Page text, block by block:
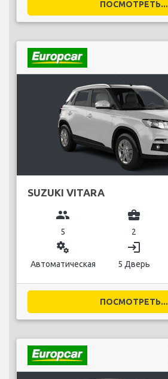
ПОСМОТРЕТЬ...
SUZUKI VITARA
group
5
business_center
2
miscellaneous_services
Автоматическая
login
5 Дверь
ПОСМОТРЕТЬ...